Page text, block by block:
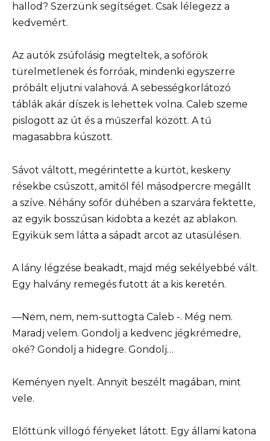
hallod? Szerzünk segítséget. Csak lélegezz a
kedvemért.
Az autók zsúfolásig megteltek, a sofőrök
türelmetlenek és forróak, mindenki egyszerre
próbált eljutni valahová. A sebességkorlátozó
táblák akár díszek is lehettek volna. Caleb szeme
pislogott az út és a műszerfal között. A tű
magasabbra kúszott.
Sávot váltott, megérintette a kürtöt, keskeny
résekbe csúszott, amitől fél másodpercre megállt
a szíve. Néhány sofőr dühében a szarvára fektette,
az egyik bosszúsan kidobta a kezét az ablakon.
Egyikük sem látta a sápadt arcot az utasülésen.
A lány légzése beakadt, majd még sekélyebbé vált.
Egy halvány remegés futott át a kis keretén.
—Nem, nem, nem-suttogta Caleb -. Még nem.
Maradj velem. Gondolj a kedvenc jégkrémedre,
oké? Gondolj a hidegre. Gondolj…
Keményen nyelt. Annyit beszélt magában, mint
vele.
Előttünk villogó fényeket látott. Egy állami katona